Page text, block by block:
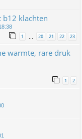
b12 klachten
1 20 21 22 23
warmte, rare druk
1 2